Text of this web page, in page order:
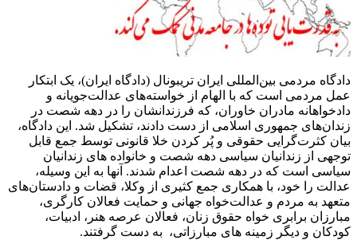
دادگاه مردمی بین‌المللی ایران تریبونال (دادگاه ایران)، یک ابتکار
عمل مردمی است که با الهام از خواسته‌های عدالت‌جویانه و
دادخواهانه مادران خاوران، که فرزندانشان را در دهه شصت در
زندان‌های جمهوری اسلامی از دست دادند، تشکیل شد. این دادگاه،
بیان کثرت‌گرایی حقوقی و پُر کردن خلا قانونی توسط جمع قابل
توجهی از زندانیان سیاسی دهه شصت و خانواده های زندانیان
سیاسی است که در دهه شصت اعدام شدند. آنها به این وسیله،
عدالت را خود، با همکاری جمع کثیری از وکلا، قضات و دادستان‌های
متعهد به مردم و عدالت‌خواه جهانی و حمایت فعالان کارگری،
مبارزان برابری خواه حقوق زنان، فعالان عرصه هنر، ادبیات،
کودکان و دیگر زمینه های مبارزاتی، به دست گرفتند.